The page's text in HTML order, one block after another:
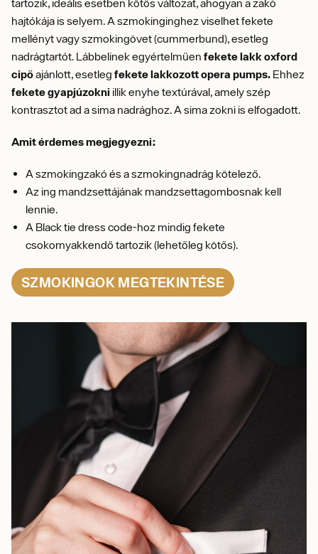
tartozik, ideális esetben kötős változat, ahogyan a zakó
hajtókája is selyem. A szmokinginghez viselhet fekete
mellényt vagy szmokingövet (cummerbund), esetleg
nadrágtartót. Lábbelinek egyértelműen fekete lakk oxford
cipőajánlott, esetleg fekete lakkozott opera pumps. Ehhez
fekete gyapjúzokni illik enyhe textúrával, amely szép
kontrasztot ad a sima nadrághoz. A sima zokni is elfogadott.
Amit érdemes megjegyezni:
A szmokingzakó és a szmokingnadrág kötelező.
Az ing mandzsettájának mandzsettagombosnak kell
lennie.
A Black tie dress code-hoz mindig fekete
csokornyakkendő tartozik (lehetőleg kötős).
SZMOKINGOK MEGTEKINTÉSE